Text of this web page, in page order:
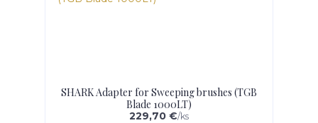
SHARK Adapter for Sweeping brushes (TGB
Blade 1000LT)
229,70 €/ks